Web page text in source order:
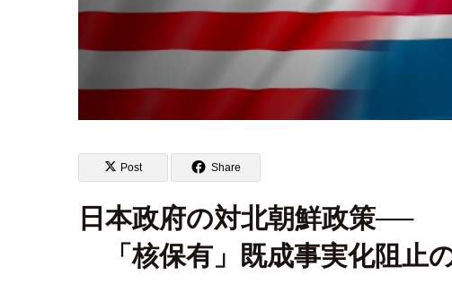
Post Share
日本政府の対北朝鮮政策──
「核保有」既成事実化阻止